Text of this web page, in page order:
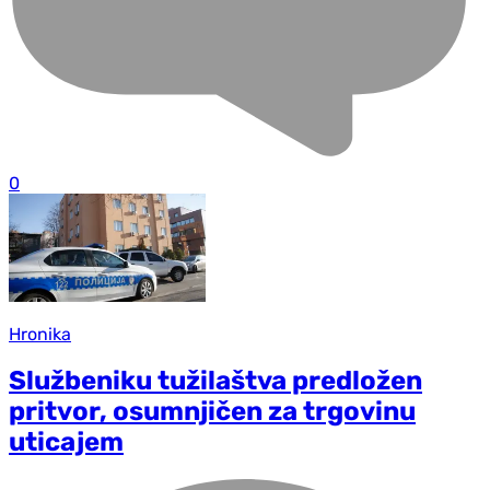
0
Hronika
Službeniku tužilaštva predložen
pritvor, osumnjičen za trgovinu
uticajem